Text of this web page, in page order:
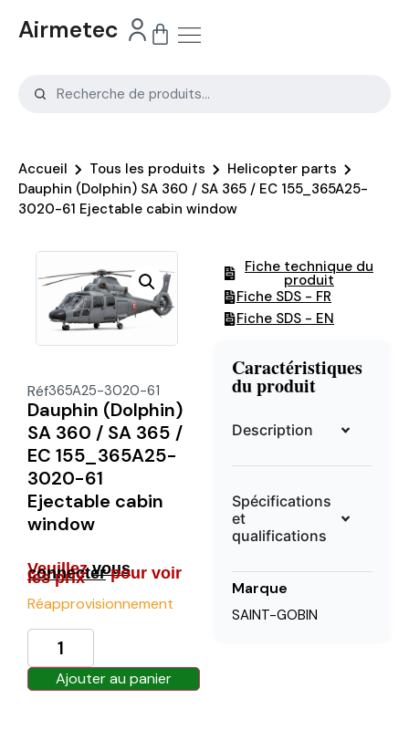
Airmetec
Accueil Tous les produits
Helicopter parts
Dauphin (Dolphin) SA 360 / SA 365 / EC 155_365A25-
3020-61 Ejectable cabin window
Réf365A25-3020-61
Dauphin (Dolphin)
SA 360 / SA 365 /
EC 155_365A25-
3020-61
Ejectable cabin
window
Veuillezvous
connecterpour voir
les prix
Réapprovisionnement
Ajouter au panier
Fiche technique du
produit
Fiche SDS - FR
Fiche SDS - EN
Caractéristiques
du produit
Description
Spécifications
et
qualifications
Marque
SAINT-GOBIN